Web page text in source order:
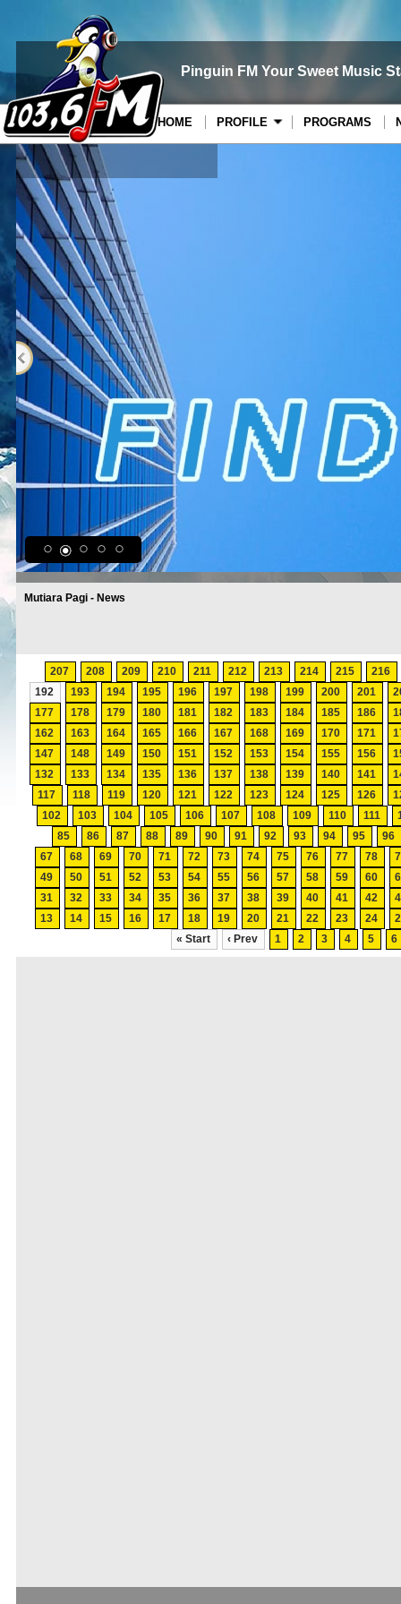
Pinguin FM Your Sweet Music
PROGRAMS
PROFILE
HOME
Mutiara Pagi - News
216
215
214
213
212
211
210
209
208
207
201
200
199
198
197
196
195
194
193
192
186
185
184
183
182
181
180
179
178
177
171
170
169
168
167
166
165
164
163
162
156
155
154
153
152
151
150
149
148
147
141
140
139
138
137
136
135
134
133
132
126
125
124
123
122
121
120
119
118
117
111
110
109
108
107
106
105
104
103
102
96
95
94
93
92
91
90
89
88
87
86
85
78
77
76
75
74
73
72
71
70
69
68
67
60
59
58
57
56
55
54
53
52
51
50
49
42
41
40
39
38
37
36
35
34
33
32
31
24
23
22
21
20
19
18
17
16
15
14
13
6
5
4
3
2
1
‹ Prev
« Start